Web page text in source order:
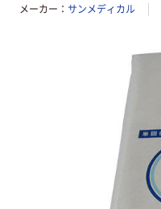
メーカー サンメディカル